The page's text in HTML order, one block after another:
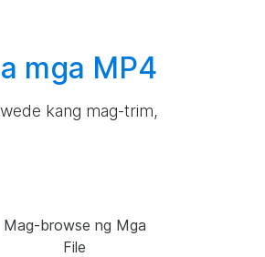
mga MP4
kang mag-trim,
Mag-browse ng Mga
File